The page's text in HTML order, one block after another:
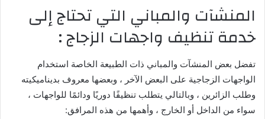
المنشآت والمباني التي تحتاج إلى
خدمة تنظيف واجهات الزجاج :
تفضل بعض المنشآت والمباني ذات الطبيعة الخاصة استخدام
الواجهات الزجاجية على البعض الآخر ، وبعضها معروف بديناميكيته
وطلب الزائرين ، وبالتالي يتطلب تنظيفًا دوريًا ودائمًا للواجهات ،
سواء من الداخل أو الخارج ، وأهمها من هذه المرافق: